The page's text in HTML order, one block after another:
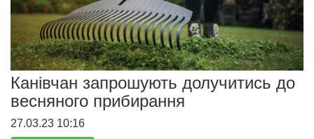
Канівчан запрошують долучитись до
весняного прибирання
27.03.23 10:16